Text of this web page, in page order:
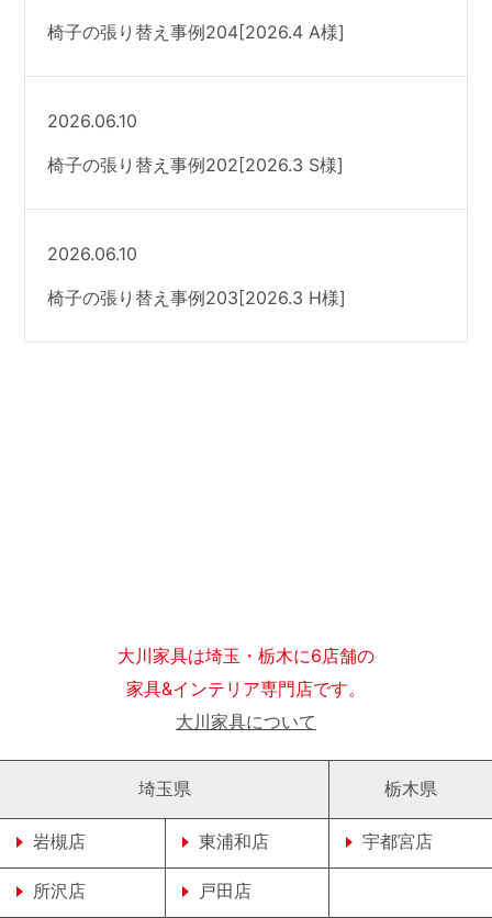
椅子の張り替え事例204[2026.4 A様]
2026.06.10
椅子の張り替え事例202[2026.3 S様]
2026.06.10
椅子の張り替え事例203[2026.3 H様]
大川家具は埼玉・栃木に6店舗の
家具&インテリア専門店です。
大川家具について
埼玉県
岩槻店 東浦和店
所沢店 戸田店
栃木県
宇都宮店